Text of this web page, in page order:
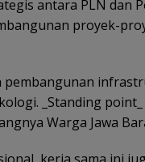
antara PLN dan
proyek-
pembangunan
_Standing
Warga Jawa